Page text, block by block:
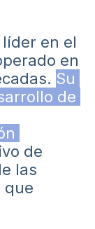
en el
en
Su
de
de
las
que